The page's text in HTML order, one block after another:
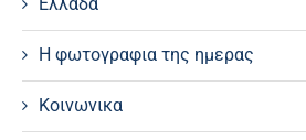
Η φωτογραφια της ημερας
Κοινωνικα